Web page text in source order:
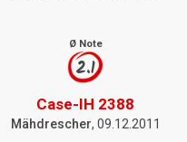
Ø Note
2.1
Case-IH 2388
Mähdrescher, 09.12.2011